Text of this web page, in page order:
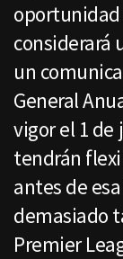
oportunidad
considerará
un
General
vigor el 1
tendrán
antes de
demasiado
Premier